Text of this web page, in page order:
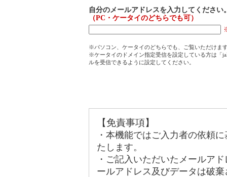
自分のメールアドレスを入力してください
（PC・ケータイのどちらでも可）
※パソコン、ケータイのどちらでも、ご覧いただけま
※ケータイのドメイン指定受信を設定している方は「
ルを受信できるように設定してください。
【免責事項】
・本機能ではご入力者の依頼
たします。
・ご記入いただいたメールア
ールアドレス及びデータは破